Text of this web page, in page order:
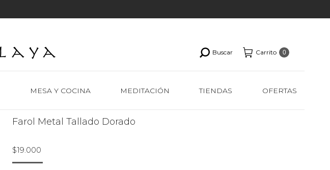
Buscar Carrito 0
MESA Y COCINA MEDITACIÓN TIENDAS OFERTAS
Farol Metal Tallado Dorado
$19.000